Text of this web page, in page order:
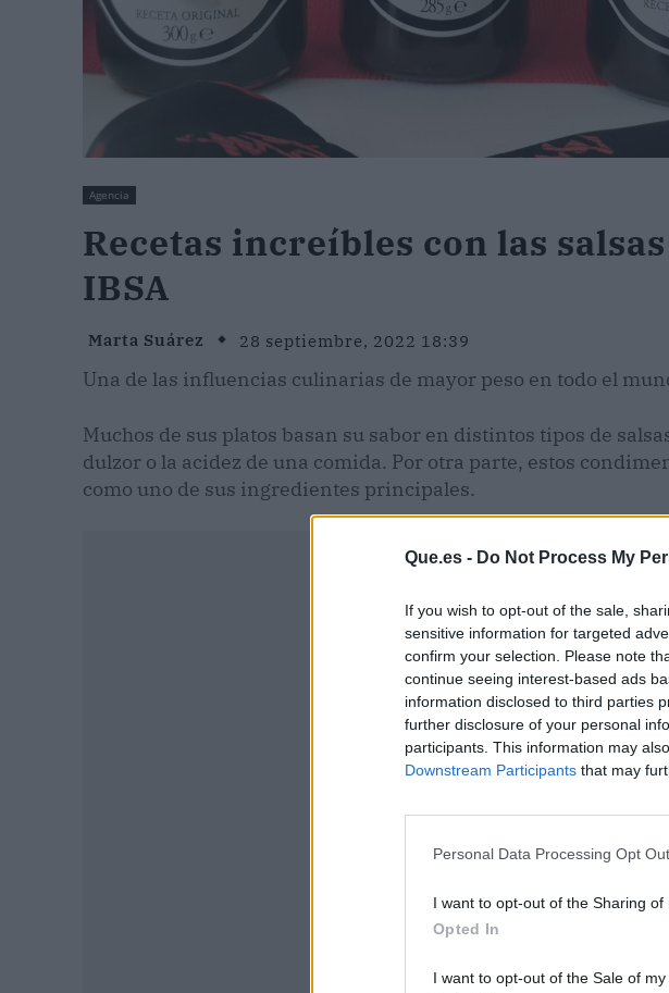
Que.es - Do Not Process My
If you wish to opt-out of the sale,
sensitive information for targeted
confirm your selection. Please note
continue seeing interest-based ads
information disclosed to third parties
further disclosure of your personal
participants. This information may
Downstream Participants that may
Personal Data Processing Opt
I want to opt-out of the Sharing of
Opted In
I want to opt-out of the Sale of my
Agencia
Recetas increíbles con las
IBSA
Marta Suárez 28 septiembre, 2022 18:39
Una de las influencias culinarias de mayor peso en todo el
Muchos de sus platos basan su sabor en distintos tipos de
dulzor o la acidez de una comida. Por otra parte, estos
como uno de sus ingredientes principales.
Publicidad